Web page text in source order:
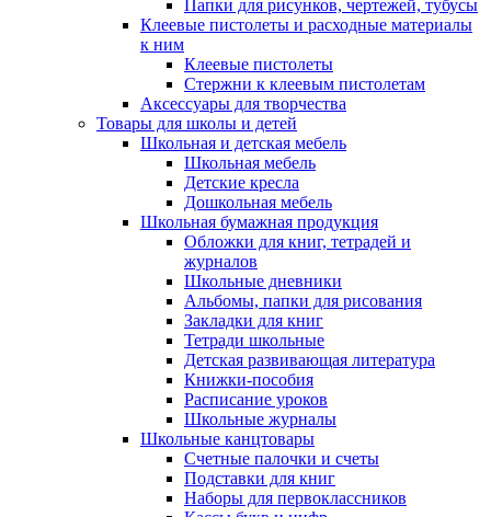
Папки для рисунков, чертежей, тубусы
Клеевые пистолеты и расходные материалы
к ним
Клеевые пистолеты
Стержни к клеевым пистолетам
Аксессуары для творчества
Товары для школы и детей
Школьная и детская мебель
Школьная мебель
Детские кресла
Дошкольная мебель
Школьная бумажная продукция
Обложки для книг, тетрадей и
журналов
Школьные дневники
Альбомы, папки для рисования
Закладки для книг
Тетради школьные
Детская развивающая литература
Книжки-пособия
Расписание уроков
Школьные журналы
Школьные канцтовары
Счетные палочки и счеты
Подставки для книг
Наборы для первоклассников